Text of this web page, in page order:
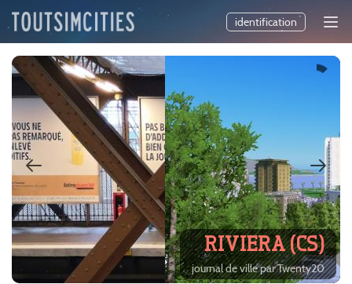
identification
RIVIERA (CS)
journal de ville par Twenty20